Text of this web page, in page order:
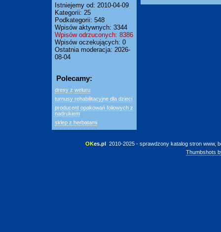
Istniejemy od: 2010-04-09
Kategorii: 25
Podkategorii: 548
Wpisów aktywnych: 3344
Wpisów odrzuconych: 8386
Wpisów oczekujących: 0
Ostatnia moderacja: 2026-
08-04
Polecamy:
dresy z weluru
turnusy rehabilitacyjne dla dzieci
producent opakowań foliowych z
nadrukiem
sklep z herbatami
OKes.pl 2010-2025 - sprawdzony katalog stron www,
Thumbshots